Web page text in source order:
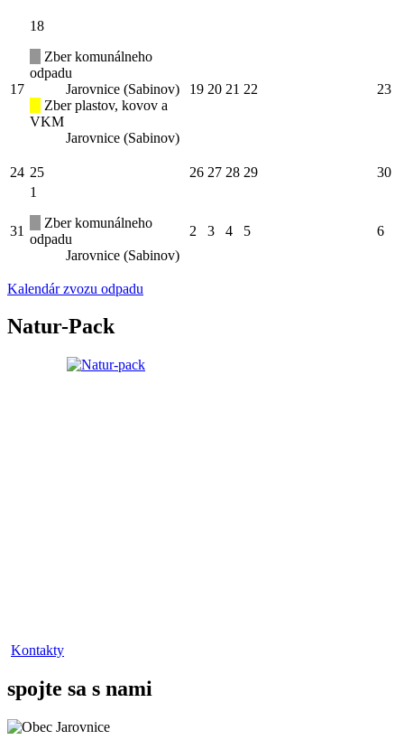
17
18
Zber komunálneho
odpadu
Jarovnice (Sabinov)
Zber plastov, kovov a
VKM
Jarovnice (Sabinov)
19 20 21 22 23
24 25 26 27 28 29 30
31
1
Zber komunálneho
odpadu
Jarovnice (Sabinov)
2 3 4 5 6
Kalendár zvozu odpadu
Natur-Pack
Kontakty
spojte sa s nami